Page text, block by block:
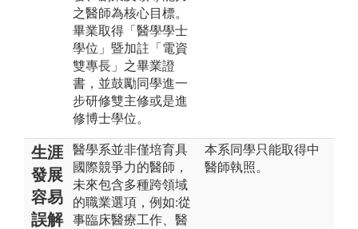
之醫師為核心目標。
畢業取得「醫學學士
學位」暨加註「電資
雙專長」之畢業證
書，並鼓勵同學進一
步研修雙主修或是進
修博士學位。
生涯
發展
容易
誤解
醫學系並非僅培育具
國際競爭力的醫師，
未來包含多種跨領域
的職業選項，例如:從
事臨床醫療工作、醫
本系同學只能取得中
醫師執照。